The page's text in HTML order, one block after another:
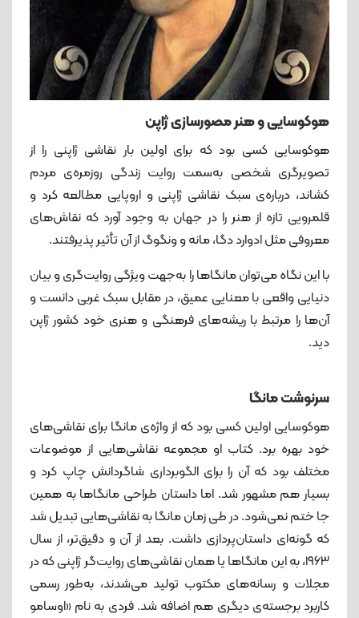
هوکوسایی و هنر مصورسازی ژاپن
هوکوسایی کسی بود که برای اولین بار نقاشی ژاپنی را از
تصویرگری شخصی به‌سمت روایت زندگی روزمره‌ی مردم
کشاند، درباره‌ی سبک نقاشی ژاپنی و اروپایی مطالعه کرد و
قلمرویی تازه از هنر را در جهان به وجود آورد که نقاش‌های
معروفی مثل ادوارد دگا، مانه و ونگوگ از آن تأثیر پذیرفتند.
با این نگاه می‌توان مانگاها را به‌جهت ویژگی روایت‌گری و بیان
دنیایی واقعی با معنایی عمیق، در مقابل سبک غربی دانست و
آن‌ها را مرتبط با ریشه‌های فرهنگی و هنری خود کشور ژاپن
دید.
سرنوشت مانگا
هوکوسایی اولین کسی بود که از واژه‌ی مانگا برای نقاشی‌های
خود بهره برد. کتاب او مجموعه نقاشی‌هایی از موضوعات
مختلف بود که آن را برای الگوبرداری شاگردانش چاپ کرد و
بسیار هم مشهور شد. اما داستان طراحی مانگاها به همین‌
جا ختم نمی‌شود. در طی زمان مانگا به نقاشی‌هایی تبدیل شد
که گونه‌ای داستان‌پردازی داشت. بعد از آن و دقیق‌تر، از سال
۱۹۶۳، به این مانگاها یا همان نقاشی‌های روایت‌گر ژاپنی که در
مجلات و رسانه‌های مکتوب تولید می‌شدند، به‌طور رسمی
کاربرد برجسته‌ی دیگری هم اضافه شد. فردی به نام «اوسامو